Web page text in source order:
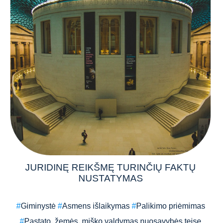
JURIDINĘ REIKŠMĘ TURINČIŲ FAKTŲ
NUSTATYMAS
#Giminystė #Asmens išlaikymas #Palikimo priėmimas